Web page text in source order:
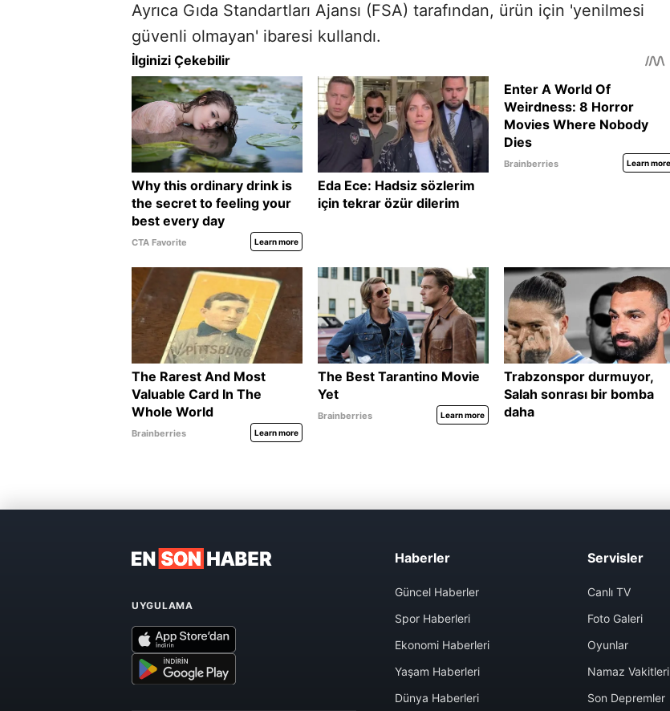
Ayrıca Gıda Standartları Ajansı (FSA) tarafından, ürün için 'yenilmesi
güvenli olmayan' ibaresi kullandı.
UYGULAMA
Haberler
Güncel Haberler
Spor Haberleri
Ekonomi Haberleri
Yaşam Haberleri
Dünya Haberleri
Servisler
Canlı TV
Foto Galeri
Oyunlar
Namaz Vakitleri
Son Depremler